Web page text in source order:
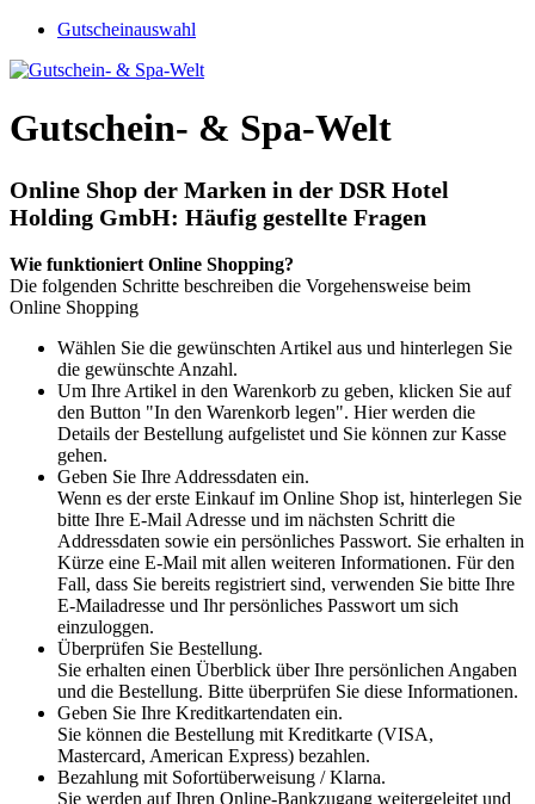
Gutscheinauswahl
Gutschein- & Spa-Welt
Online Shop der Marken in der DSR Hotel
Holding GmbH: Häufig gestellte Fragen
Wie funktioniert Online Shopping?
Die folgenden Schritte beschreiben die Vorgehensweise beim
Online Shopping
Wählen Sie die gewünschten Artikel aus und hinterlegen Sie
die gewünschte Anzahl.
Um Ihre Artikel in den Warenkorb zu geben, klicken Sie auf
den Button "In den Warenkorb legen". Hier werden die
Details der Bestellung aufgelistet und Sie können zur Kasse
gehen.
Geben Sie Ihre Addressdaten ein.
Wenn es der erste Einkauf im Online Shop ist, hinterlegen Sie
bitte Ihre E-Mail Adresse und im nächsten Schritt die
Addressdaten sowie ein persönliches Passwort. Sie erhalten in
Kürze eine E-Mail mit allen weiteren Informationen. Für den
Fall, dass Sie bereits registriert sind, verwenden Sie bitte Ihre
E-Mailadresse und Ihr persönliches Passwort um sich
einzuloggen.
Überprüfen Sie Bestellung.
Sie erhalten einen Überblick über Ihre persönlichen Angaben
und die Bestellung. Bitte überprüfen Sie diese Informationen.
Geben Sie Ihre Kreditkartendaten ein.
Sie können die Bestellung mit Kreditkarte (VISA,
Mastercard, American Express) bezahlen.
Bezahlung mit Sofortüberweisung / Klarna.
Sie werden auf Ihren Online-Bankzugang weitergeleitet und